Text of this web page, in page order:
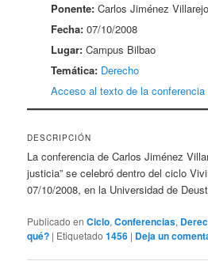
Ponente: Carlos Jiménez Villarejo
Fecha: 07/10/2008
Lugar: Campus Bilbao
Temática: Derecho
Acceso al texto de la conferencia
DESCRIPCIÓN
La conferencia de Carlos Jiménez
justicia” se celebró dentro del ciclo
07/10/2008, en la Universidad de
Publicado en Ciclo,Conferencias,
qué? | Etiquetado 1456 | Deja un